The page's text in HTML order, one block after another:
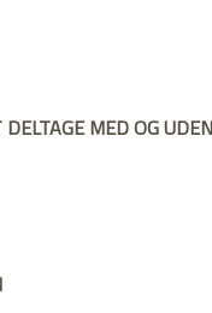
MAIL: BJOERN.BENTE@GMAIL.COM